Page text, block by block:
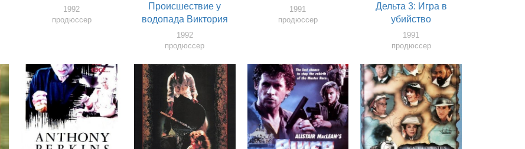
1992
продюссер
Происшествие у
водопада Виктория
1992
продюссер
1991
продюссер
Дельта 3: Игра в
убийство
1991
продюссер